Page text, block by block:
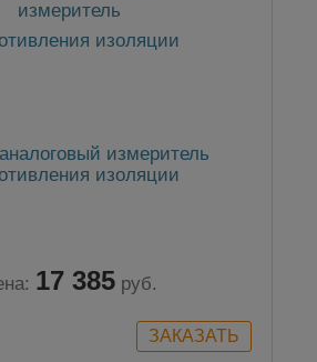
измеритель
изоляции
17 385 руб.